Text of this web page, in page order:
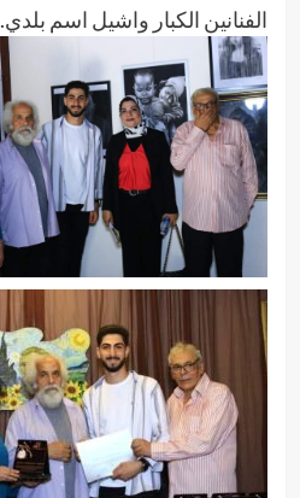
الفنانين الكبار واشيل اسم بلدي.